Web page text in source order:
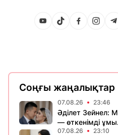
Соңғы жаңалықтар
07.08.26 23:46
Әділет Зейнел:
— өткенімді
07.08.26 23:10